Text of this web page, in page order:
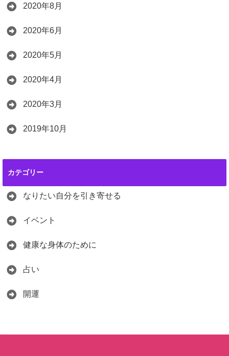
2020年8月
2020年6月
2020年5月
2020年4月
2020年3月
2019年10月
カテゴリー
なりたい自分を引き寄せる
イベント
健康な身体のために
占い
開運